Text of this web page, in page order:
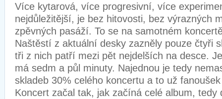
Více kytarová, více progresivní, více
nejdůležitější, je bez hitovosti, bez výrazných
zpěvných pasáží. To se na samotném
Naštěstí z aktuální desky zazněly pouze čtyři
tři z nich patří mezi pět nejdelších na desce.
má sedm a půl minuty. Najednou je tedy
skladeb 30% celého koncertu a to už
Koncert začal tak, jak začíná celé album, tedy